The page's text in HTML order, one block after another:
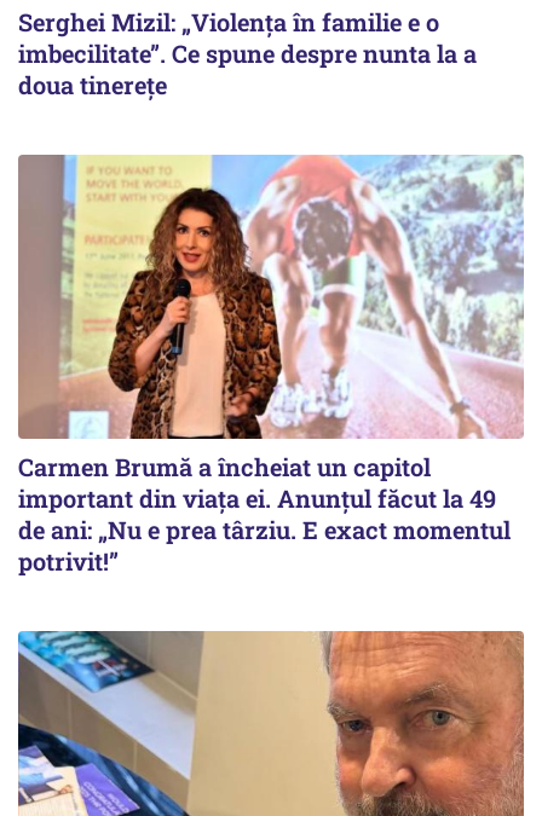
Serghei Mizil: „Violența în familie e o
imbecilitate”. Ce spune despre nunta la a
doua tinerețe
Carmen Brumă a încheiat un capitol
important din viața ei. Anunțul făcut la 49
de ani: „Nu e prea târziu. E exact momentul
potrivit!”